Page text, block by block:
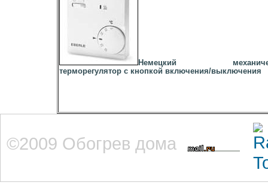
Немецкий
терморегулятор с кнопкой включения/выключения
©2009 Обогрев дома